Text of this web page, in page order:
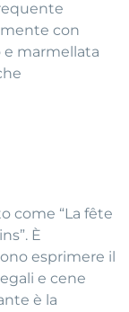
con
e marmellata
come “La fête
È
esprimere il
e cene
è la